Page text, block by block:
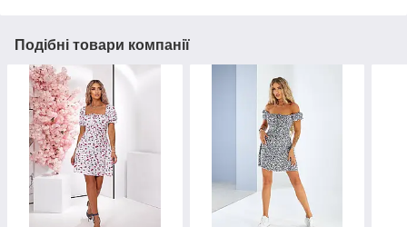
Подібні товари компанії